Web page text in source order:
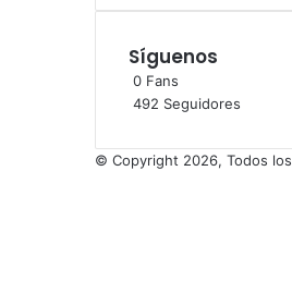
Síguenos
0 Fans
492 Seguidores
© Copyright 2026, Todos